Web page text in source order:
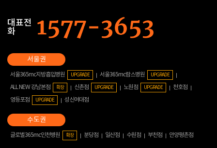
대표전
화
서울365mc지방흡입병원 UPGRADE 서울365mc람스병원 UPGRADE
ALL NEW 강남본점 확장 신촌점 UPGRADE 노원점 UPGRADE
천호점
영등포점
UPGRADE 성신여대점
글로벌365mc인천병원 확장 분당점 일산점 수원점 부천점 안양평촌점